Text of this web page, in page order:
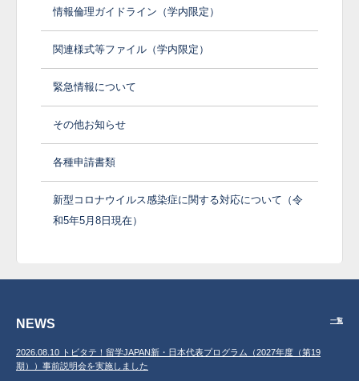
情報倫理ガイドライン（学内限定）
関連様式等ファイル（学内限定）
緊急情報について
その他お知らせ
各種申請書類
新型コロナウイルス感染症に関する対応について（令
和5年5月8日現在）
NEWS 一覧
2026.08.10 トビタテ！留学JAPAN新・日本代表プログラム（2027年度（第19
期））事前説明会を実施しました